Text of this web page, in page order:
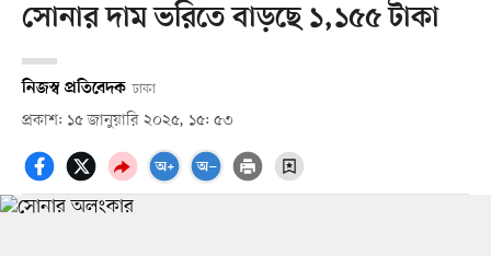
সোনার দাম ভরিতে বাড়ছে ১,১৫৫ টাকা
নিজস্ব প্রতিবেদক ঢাকা
প্রকাশ: ১৫ জানুয়ারি ২০২৫, ১৫: ৫৩